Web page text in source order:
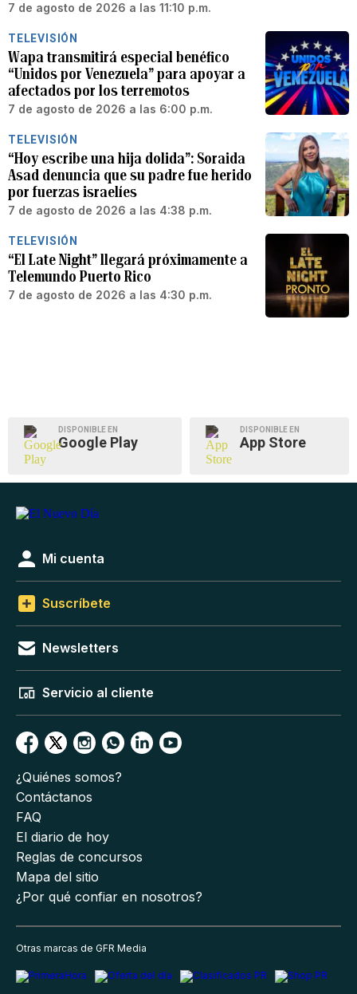
7 de agosto de 2026 a las 11:10 p.m.
TELEVISIÓN
Wapa transmitirá especial benéfico
“Unidos por Venezuela” para apoyar a
afectados por los terremotos
7 de agosto de 2026 a las 6:00 p.m.
TELEVISIÓN
“Hoy escribe una hija dolida”: Soraida
Asad denuncia que su padre fue herido
por fuerzas israelíes
7 de agosto de 2026 a las 4:38 p.m.
TELEVISIÓN
“El Late Night” llegará próximamente a
Telemundo Puerto Rico
7 de agosto de 2026 a las 4:30 p.m.
DISPONIBLE EN
Google Play
DISPONIBLE EN
App Store
Mi cuenta
Suscríbete
Newsletters
Servicio al cliente
¿Quiénes somos?
Contáctanos
FAQ
El diario de hoy
Reglas de concursos
Mapa del sitio
¿Por qué confiar en nosotros?
Otras marcas de GFR Media